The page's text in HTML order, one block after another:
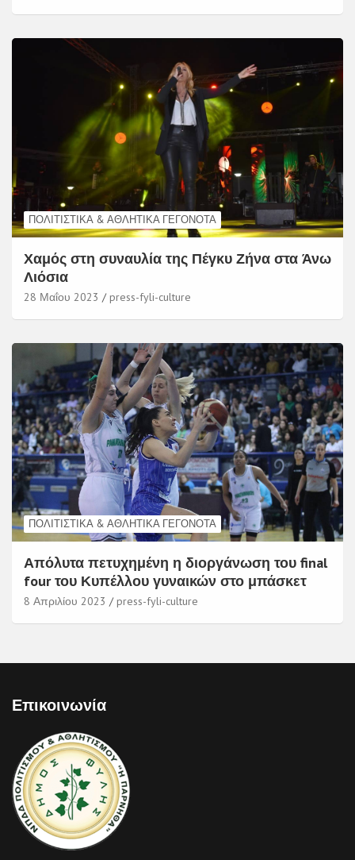
ΠΟΛΙΤΙΣΤΙΚΆ & ΑΘΛΗΤΙΚΆ ΓΕΓΟΝΌΤΑ
Χαμός στη συναυλία της Πέγκυ Ζήνα στα Άνω
Λιόσια
28 Μαΐου 2023 press-fyli-culture
ΠΟΛΙΤΙΣΤΙΚΆ & ΑΘΛΗΤΙΚΆ ΓΕΓΟΝΌΤΑ
Απόλυτα πετυχημένη η διοργάνωση του final
four του Κυπέλλου γυναικών στο μπάσκετ
8 Απριλίου 2023 press-fyli-culture
Επικοινωνία